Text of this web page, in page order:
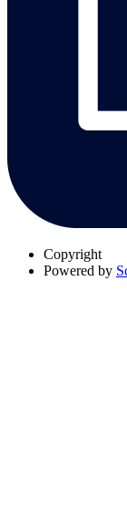
Copyright
Powered by